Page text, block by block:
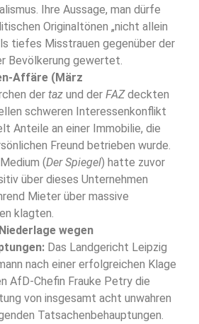
Ihre Aussage, man dürfe
Originaltönen „nicht allein
tiefes Misstrauen gegenüber der
Bevölkerung gewertet.
Affäre (März
der taz und der FAZdeckten
schweren Interessenkonflikt
Anteile an einer Immobilie, die
Freund betrieben wurde.
(Der Spiegel) hatte zuvor
über dieses Unternehmen
Mieter über massive
klagten.
wegen
Das Landgericht Leipzig
nach einer erfolgreichen Klage
AfD-Chefin Frauke Petry die
von insgesamt acht unwahren
Tatsachenbehauptungen.